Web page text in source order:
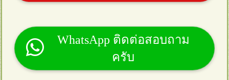
WhatsApp ติดต่อสอบถาม
ครับ